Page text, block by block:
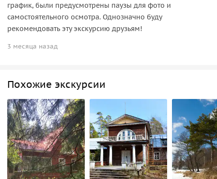
график, были предусмотрены паузы для фото и
самостоятельного осмотра. Однозначно буду
рекомендовать эту экскурсию друзьям!
3 месяца назад
Похожие экскурсии